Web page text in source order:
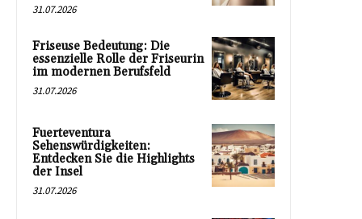
31.07.2026
Friseuse Bedeutung: Die
essenzielle Rolle der Friseurin
im modernen Berufsfeld
31.07.2026
Fuerteventura
Sehenswürdigkeiten:
Entdecken Sie die Highlights
der Insel
31.07.2026